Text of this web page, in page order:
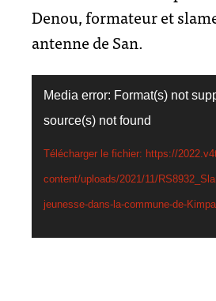
Denou, formateur et
antenne de San.
Lecteur
vidéo
Media error: Format(s) not
source(s) not found
Télécharger le fichier: https://
content/uploads/2021/11/
jeunesse-dans-la-commune-de-